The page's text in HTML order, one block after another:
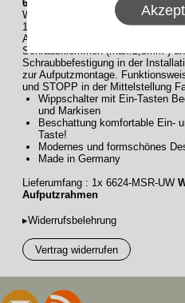
6624-MSR-UW Wippschalter
Wippschalter mit Mittelstellung
10A, 250V~, 1-polig, mit
Aufputzrahmen des
Schraubklemmen (max.2,5mm²)
Schraubbefestigung in der
zur Aufputzmontage.
und STOPP in der Mittelstellung
Wippschalter mit Ein-Tasten
und Markisen
Beschattung komfortable Ein-
Taste!
Modernes und formschönes
Made in Germany
Lieferumfang : 1x 6624-MSR-UW
Aufputzrahmen
▸Widerrufsbelehrung
Vertrag widerrufen